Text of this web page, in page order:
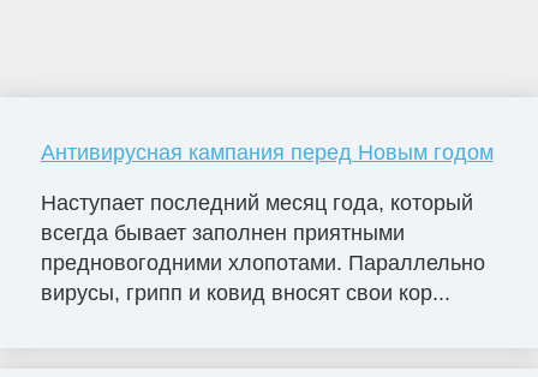
Антивирусная кампания перед Новым годом
Наступает последний месяц года, который
всегда бывает заполнен приятными
предновогодними хлопотами. Параллельно
вирусы, грипп и ковид вносят свои кор...